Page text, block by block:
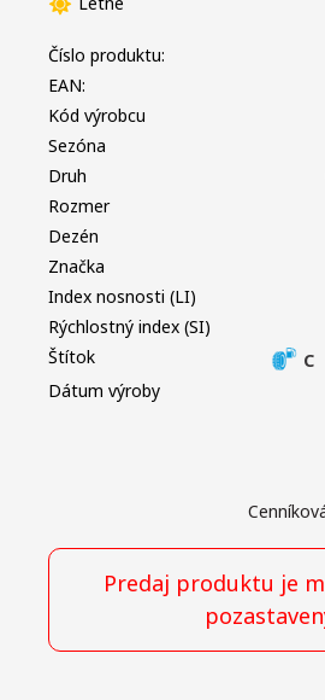
Predaj produktu je
Číslo produktu:
EAN:
Kód výrobcu
Sezóna
Druh
Rozmer
Dezén
Značka
Index nosnosti (LI)
Rýchlostný index (SI)
Štítok
C
Dátum výroby